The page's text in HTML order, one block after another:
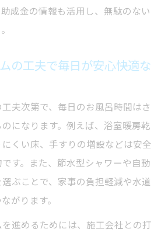
成金の情報も活用し、無駄のない
の工夫で毎日が安心快適な
夫次第で、毎日のお風呂時間はさ
になります。例えば、浴室暖房乾
くい床、手すりの増設などは安全
す。また、節水型シャワーや自動
ぶことで、家事の負担軽減や水道
がります。
進めるためには、施工会社との打